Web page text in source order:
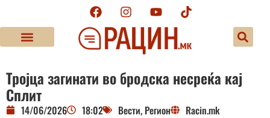
Тројца загинати во бродска несреќа кај
Сплит
14/06/2026 18:02 Вести, Регион Racin.mk